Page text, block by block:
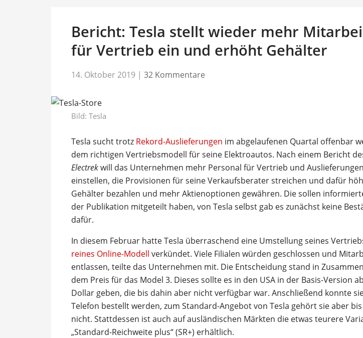
Bericht: Tesla stellt wieder mehr
für Vertrieb ein und erhöht Gehälter
14. Oktober 2019 | 32 Kommentare
Bild: Tesla
Tesla sucht trotz Rekord-Auslieferungen im abgelaufenen Quartal offenbar
dem richtigen Vertriebsmodell für seine Elektroautos. Nach einem Bericht
Electrekwill das Unternehmen mehr Personal für Vertrieb und Auslieferungen
einstellen, die Provisionen für seine Verkaufsberater streichen und dafür
Gehälter bezahlen und mehr Aktienoptionen gewähren. Die sollen
der Publikation mitgeteilt haben, von Tesla selbst gab es zunächst keine
dafür.
In diesem Februar hatte Tesla überraschend eine Umstellung seines
reines Online-Modell verkündet. Viele Filialen würden geschlossen und
entlassen, teilte das Unternehmen mit. Die Entscheidung stand in
dem Preis für das Model 3. Dieses sollte es in den USA in der Basis-Version
Dollar geben, die bis dahin aber nicht verfügbar war. Anschließend konnte
Telefon bestellt werden, zum Standard-Angebot von Tesla gehört sie aber
nicht. Stattdessen ist auch auf ausländischen Märkten die etwas teurere
„Standard-Reichweite plus“ (SR+) erhältlich.